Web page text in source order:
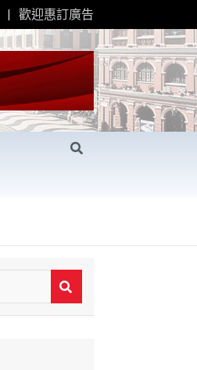
歡迎惠訂廣告